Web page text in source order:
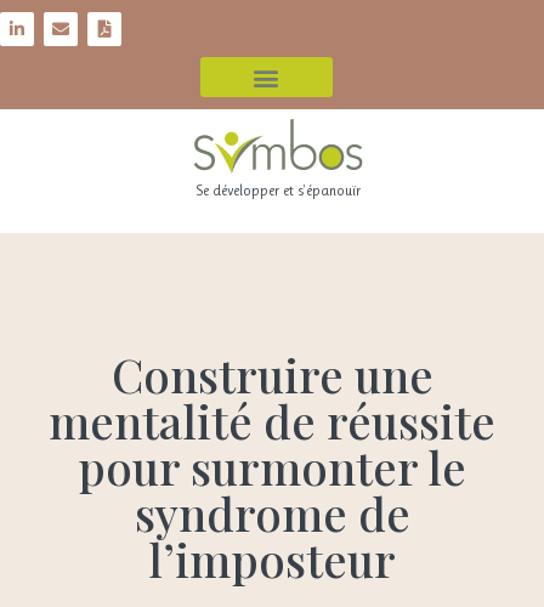
Se développer et s'épanouïr
Construire une
mentalité de réussite
pour surmonter le
syndrome de
l’imposteur